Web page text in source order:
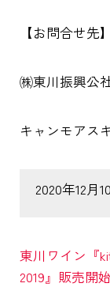
【お問合せ先】
㈱東川振興公
キャンモア
2020年12月
東川ワイン『
2019』販売開